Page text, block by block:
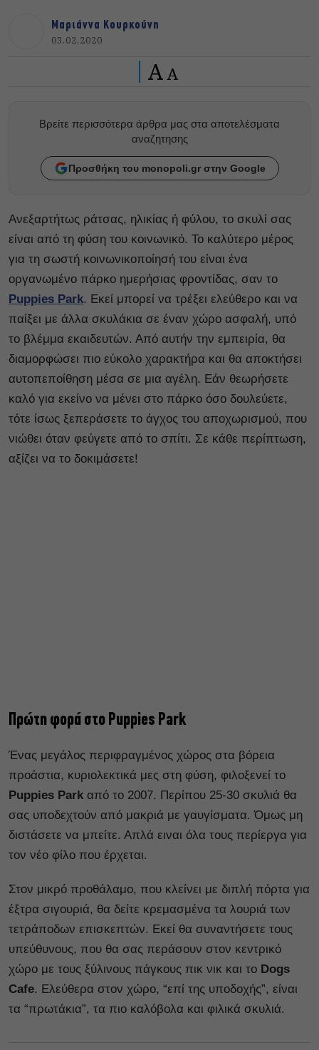
Μαριάννα Κουρκούνη
03.02.2020
A A
Βρείτε περισσότερα άρθρα μας στα αποτελέσματα
αναζητησης
Προσθήκη του monopoli.gr στην Google
Ανεξαρτήτως ράτσας, ηλικίας ή φύλου, το σκυλί σας
είναι από τη φύση του κοινωνικό. Το καλύτερο μέρος
για τη σωστή κοινωνικοποίησή του είναι ένα
οργανωμένο πάρκο ημερήσιας φροντίδας, σαν το
Puppies Park. Εκεί μπορεί να τρέξει ελεύθερο και να
παίξει με άλλα σκυλάκια σε έναν χώρο ασφαλή, υπό
το βλέμμα εκαιδευτών. Από αυτήν την εμπειρία, θα
διαμορφώσει πιο εύκολο χαρακτήρα και θα αποκτήσει
αυτοπεποίθηση μέσα σε μια αγέλη. Εάν θεωρήσετε
καλό για εκείνο να μένει στο πάρκο όσο δουλεύετε,
τότε ίσως ξεπεράσετε το άγχος του αποχωρισμού, που
νιώθει όταν φεύγετε από το σπίτι. Σε κάθε περίπτωση,
αξίζει να το δοκιμάσετε!
Πρώτη φορά στο Puppies Park
Ένας μεγάλος περιφραγμένος χώρος στα βόρεια
προάστια, κυριολεκτικά μες στη φύση, φιλοξενεί το
Puppies Park από το 2007. Περίπου 25-30 σκυλιά θα
σας υποδεχτούν από μακριά με γαυγίσματα. Όμως μη
διστάσετε να μπείτε. Απλά ειναι όλα τους περίεργα για
τον νέο φίλο που έρχεται.
Στον μικρό προθάλαμο, που κλείνει με διπλή πόρτα για
έξτρα σιγουριά, θα δείτε κρεμασμένα τα λουριά των
τετράποδων επισκεπτών. Εκεί θα συναντήσετε τους
υπεύθυνους, που θα σας περάσουν στον κεντρικό
χώρο με τους ξύλινους πάγκους πικ νικ και το Dogs
Cafe. Ελεύθερα στον χώρο, “επί της υποδοχής”, είναι
τα “πρωτάκια”, τα πιο καλόβολα και φιλικά σκυλιά.